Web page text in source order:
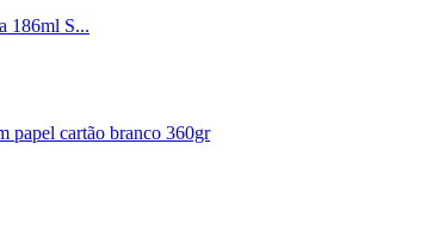
186ml S...
papel cartão branco 360gr